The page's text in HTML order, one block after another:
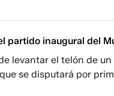
partido inaugural del
levantar el telón de
se disputará por